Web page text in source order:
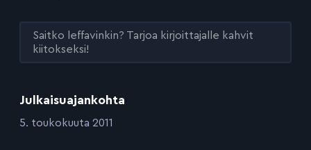
Julkaisuajankohta
:5. toukokuuta 2011
Saitko leffavinkin? Tarjoa kirjoittajalle kahvit
kiitokseksi!